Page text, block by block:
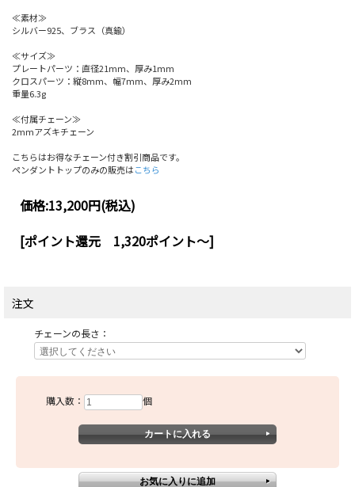
≪素材≫
シルバー925、ブラス（真鍮）
≪サイズ≫
プレートパーツ：直径21mm、厚み1mm
クロスパーツ：縦8mm、幅7mm、厚み2mm
重量6.3g
≪付属チェーン≫
2mmアズキチェーン
こちらはお得なチェーン付き割引商品です。
ペンダントトップのみの販売はこちら
価格:13,200円(税込)
[ポイント還元 1,320ポイント～]
注文
チェーンの長さ：
購入数： 個